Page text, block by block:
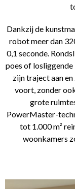
Dankzij de
robot meer dan
0,1 seconde.
poes of
zijn traject aan
voort, zonder
grote
PowerMaster-
tot 1.000 m²
woonkamers